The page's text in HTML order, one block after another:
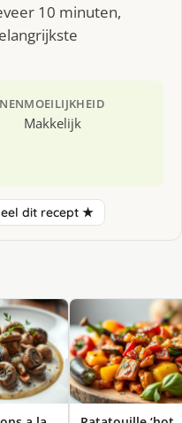
10 minuten,
MOEILIJKHEID
Makkelijk
dit recept ★